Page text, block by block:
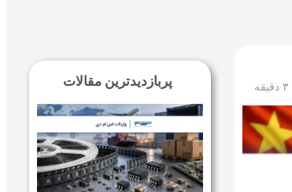
۳ دقیقه پربازدیدترین مقالات